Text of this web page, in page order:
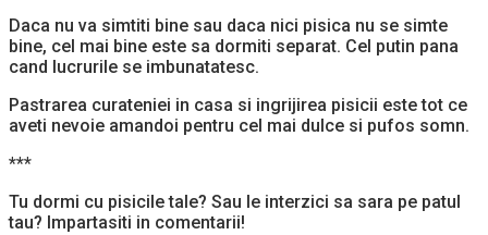
Daca nu va simtiti bine sau daca nici pisica nu se simte
bine, cel mai bine este sa dormiti separat. Cel putin pana
cand lucrurile se imbunatatesc.
Pastrarea curateniei in casa si ingrijirea pisicii este tot ce
aveti nevoie amandoi pentru cel mai dulce si pufos somn.
***
Tu dormi cu pisicile tale? Sau le interzici sa sara pe patul
tau? Impartasiti in comentarii!